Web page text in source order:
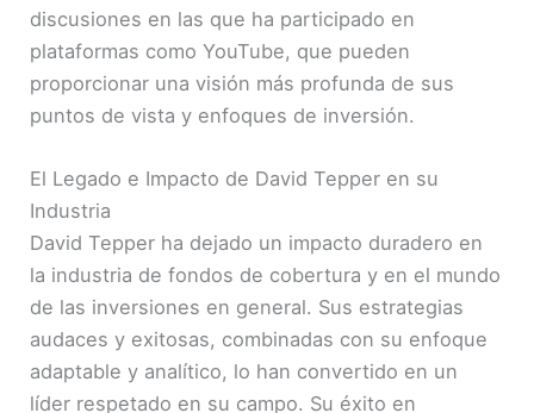
discusiones en las que ha participado en
plataformas como YouTube, que pueden
proporcionar una visión más profunda de sus
puntos de vista y enfoques de inversión.
El Legado e Impacto de David Tepper en su
Industria
David Tepper ha dejado un impacto duradero en
la industria de fondos de cobertura y en el mundo
de las inversiones en general. Sus estrategias
audaces y exitosas, combinadas con su enfoque
adaptable y analítico, lo han convertido en un
líder respetado en su campo. Su éxito en